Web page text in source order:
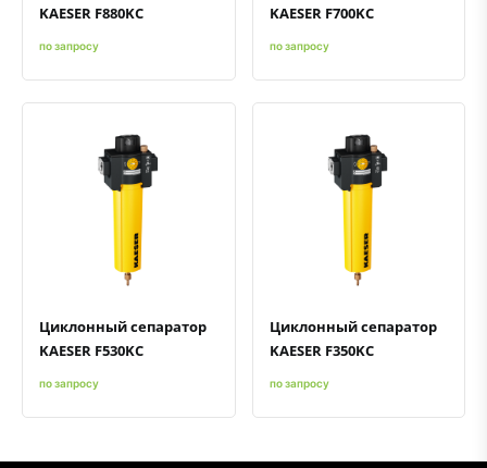
KAESER F880KC
по запросу
KAESER F700KC
по запросу
Быстрый просмотрДобавить к сравнению
Циклонный сепаратор
KAESER F530KC
по запросу
Быстрый просмотрДобавить к сравнению
Циклонный сепаратор
KAESER F350KC
по запросу